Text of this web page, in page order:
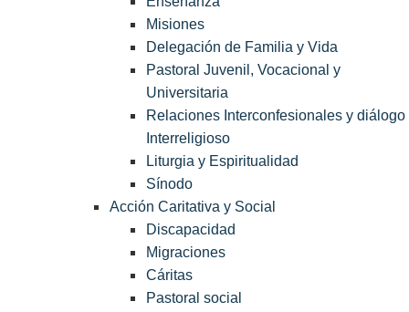
Misiones
Delegación de Familia y Vida
Pastoral Juvenil, Vocacional y
Universitaria
Relaciones Interconfesionales y diálogo
Interreligioso
Liturgia y Espiritualidad
Sínodo
Acción Caritativa y Social
Discapacidad
Migraciones
Cáritas
Pastoral social